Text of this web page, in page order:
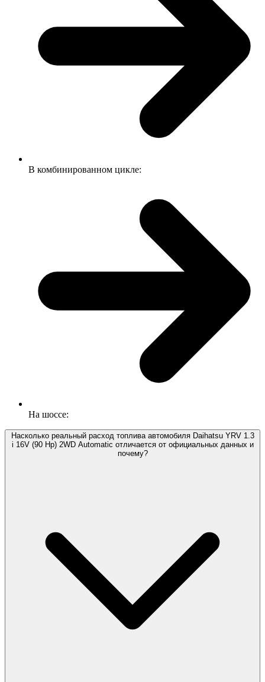
В комбинированном цикле:
На шоссе:
Насколько реальный расход топлива автомобиля Daihatsu YRV 1.3
i 16V (90 Hp) 2WD Automatic отличается от официальных данных и
почему?